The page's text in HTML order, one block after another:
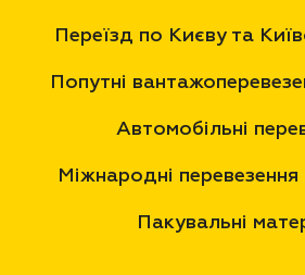
Переїзд по Києву та
Попутні
Автомобільні
Міжнародні перевезення
Пакувальні